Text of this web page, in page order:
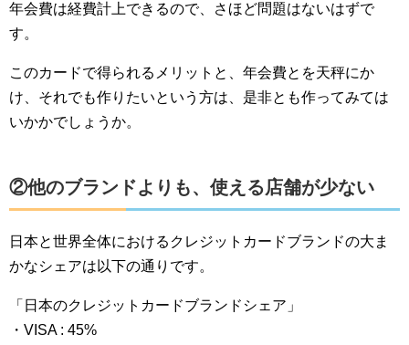
年会費は経費計上できるので、さほど問題はないはずで
す。
このカードで得られるメリットと、年会費とを天秤にか
け、それでも作りたいという方は、是非とも作ってみては
いかかでしょうか。
②他のブランドよりも、使える店舗が少ない
日本と世界全体におけるクレジットカードブランドの大ま
かなシェアは以下の通りです。
「日本のクレジットカードブランドシェア」
・VISA : 45%